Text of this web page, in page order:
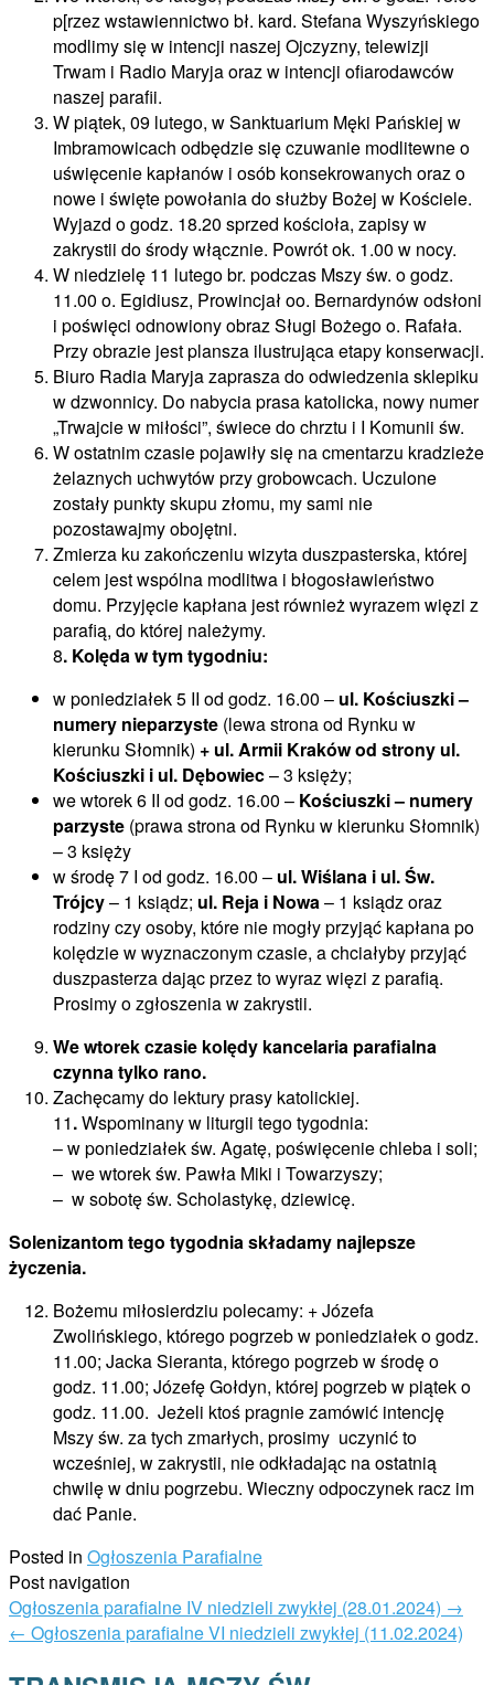
p[rzez wstawiennictwo bł. kard. Stefana Wyszyńskiego
modlimy się w intencji naszej Ojczyzny, telewizji
Trwam i Radio Maryja oraz w intencji ofiarodawców
naszej parafii.
W piątek, 09 lutego, w Sanktuarium Męki Pańskiej w
Imbramowicach odbędzie się czuwanie modlitewne o
uświęcenie kapłanów i osób konsekrowanych oraz o
nowe i święte powołania do służby Bożej w Kościele.
Wyjazd o godz. 18.20 sprzed kościoła, zapisy w
zakrystii do środy włącznie. Powrót ok. 1.00 w nocy.
W niedzielę 11 lutego br. podczas Mszy św. o godz.
11.00 o. Egidiusz, Prowincjał oo. Bernardynów odsłoni
i poświęci odnowiony obraz Sługi Bożego o. Rafała.
Przy obrazie jest plansza ilustrująca etapy konserwacji.
Biuro Radia Maryja zaprasza do odwiedzenia sklepiku
w dzwonnicy. Do nabycia prasa katolicka, nowy numer
„Trwajcie w miłości”, świece do chrztu i I Komunii św.
W ostatnim czasie pojawiły się na cmentarzu kradzieże
żelaznych uchwytów przy grobowcach. Uczulone
zostały punkty skupu złomu, my sami nie
pozostawajmy obojętni.
Zmierza ku zakończeniu wizyta duszpasterska, której
celem jest wspólna modlitwa i błogosławieństwo
domu. Przyjęcie kapłana jest również wyrazem więzi z
parafią, do której należymy.
8. Kolęda w tym tygodniu:
w poniedziałek 5 II od godz. 16.00 – ul. Kościuszki –
numery nieparzyste (lewa strona od Rynku w
kierunku Słomnik) + ul. Armii Kraków od strony ul.
Kościuszki i ul. Dębowiec– 3 księży;
we wtorek 6 II od godz. 16.00 – Kościuszki – numery
parzyste (prawa strona od Rynku w kierunku Słomnik)
– 3 księży
w środę 7 I od godz. 16.00 – ul. Wiślana i ul. Św.
Trójcy– 1 ksiądz; ul. Reja i Nowa– 1 ksiądz oraz
rodziny czy osoby, które nie mogły przyjąć kapłana po
kolędzie w wyznaczonym czasie, a chciałyby przyjąć
duszpasterza dając przez to wyraz więzi z parafią.
Prosimy o zgłoszenia w zakrystii.
We wtorek czasie kolędy kancelaria parafialna
czynna tylko rano.
Zachęcamy do lektury prasy katolickiej.
11.Wspominany w liturgii tego tygodnia:
– w poniedziałek św. Agatę, poświęcenie chleba i soli;
– we wtorek św. Pawła Miki i Towarzyszy;
– w sobotę św. Scholastykę, dziewicę.
Solenizantom tego tygodnia składamy najlepsze
życzenia.
Bożemu miłosierdziu polecamy: + Józefa
Zwolińskiego, którego pogrzeb w poniedziałek o godz.
11.00; Jacka Sieranta, którego pogrzeb w środę o
godz. 11.00; Józefę Gołdyn, której pogrzeb w piątek o
godz. 11.00. Jeżeli ktoś pragnie zamówić intencję
Mszy św. za tych zmarłych, prosimy uczynić to
wcześniej, w zakrystii, nie odkładając na ostatnią
chwilę w dniu pogrzebu. Wieczny odpoczynek racz im
dać Panie.
Posted in Ogłoszenia Parafialne
Post navigation
Ogłoszenia parafialne IV niedzieli zwykłej (28.01.2024) →
← Ogłoszenia parafialne VI niedzieli zwykłej (11.02.2024)